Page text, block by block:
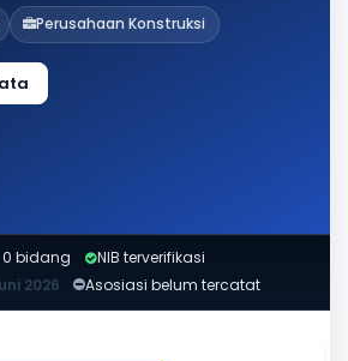
Perusahaan Konstruksi
0 bidang
NIB terverifikasi
2026 Asosiasi belum tercatat